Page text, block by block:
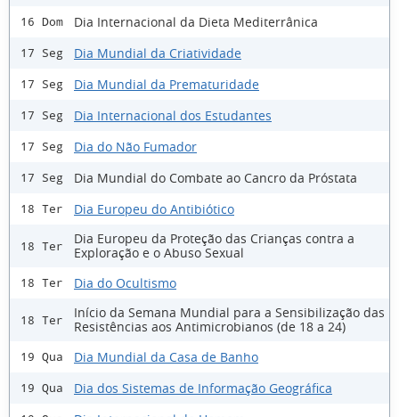
16 Dom Dia Internacional da Dieta Mediterrânica
17 Seg Dia Mundial da Criatividade
17 Seg Dia Mundial da Prematuridade
17 Seg Dia Internacional dos Estudantes
17 Seg Dia do Não Fumador
17 Seg Dia Mundial do Combate ao Cancro da Próstata
18 Ter Dia Europeu do Antibiótico
18 Ter
Dia Europeu da Proteção das Crianças contra a
Exploração e o Abuso Sexual
18 Ter Dia do Ocultismo
18 Ter
Início da Semana Mundial para a Sensibilização das
Resistências aos Antimicrobianos (de 18 a 24)
19 Qua Dia Mundial da Casa de Banho
19 Qua Dia dos Sistemas de Informação Geográfica